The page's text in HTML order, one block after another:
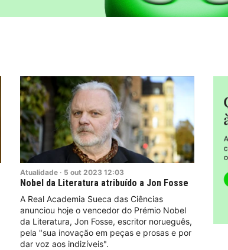
Atualidade · 5 out 2023 12:03
Nobel da Literatura atribuído a Jon Fosse
A Real Academia Sueca das Ciências
anunciou hoje o vencedor do Prémio Nobel
da Literatura, Jon Fosse, escritor norueguês,
pela "sua inovação em peças e prosas e por
dar voz aos indizíveis".